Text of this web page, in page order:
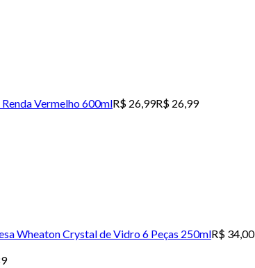
Vermelho 600mlR$ 26,99R$ 26,99
Wheaton Crystal de Vidro 6 Peças 250mlR$ 34,00